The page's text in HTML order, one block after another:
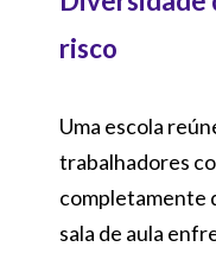
risco
Uma escola
trabalhadores
completamente
sala de aula